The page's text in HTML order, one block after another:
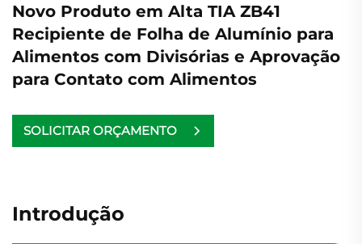
Novo Produto em Alta TIA ZB41
Recipiente de Folha de Alumínio para
Alimentos com Divisórias e Aprovação
para Contato com Alimentos
SOLICITAR ORÇAMENTO
Introdução